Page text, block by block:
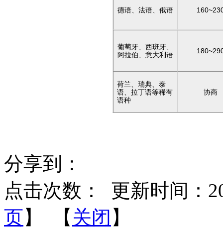
德语、法语、俄语
葡萄牙、西班牙、
阿拉伯、意大利语
荷兰、瑞典、泰
语、拉丁语等稀有
语种
协商
分享到：
点击次数：
更新时间：
页】 【 关闭 】